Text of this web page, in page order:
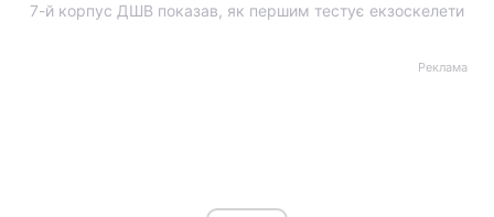
7-й корпус ДШВ показав, як першим тестує екзоскелети
Реклама